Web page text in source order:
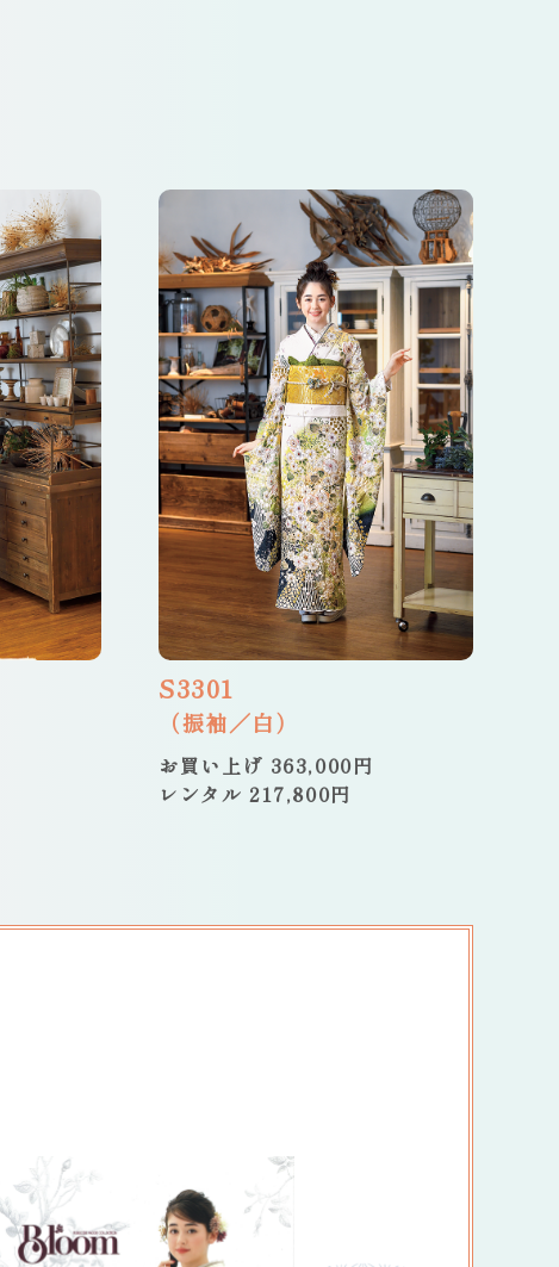
S3301
（振袖／白）
お買い上げ 363,000円
レンタル 217,800円